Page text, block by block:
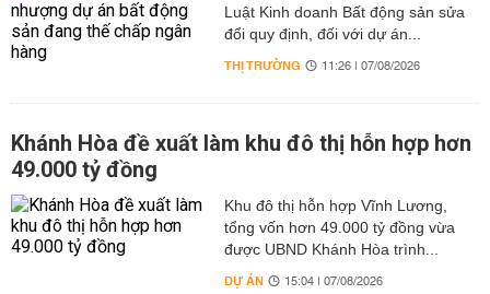
Luật Kinh doanh Bất động sản sửa
đổi quy định, đối với dự án...
THỊ TRƯỜNG 11:26 | 07/08/2026
Khánh Hòa đề xuất làm khu đô thị hỗn hợp hơn
49.000 tỷ đồng
Khu đô thị hỗn hợp Vĩnh Lương,
tổng vốn hơn 49.000 tỷ đồng vừa
được UBND Khánh Hòa trình...
DỰ ÁN 15:04 | 07/08/2026